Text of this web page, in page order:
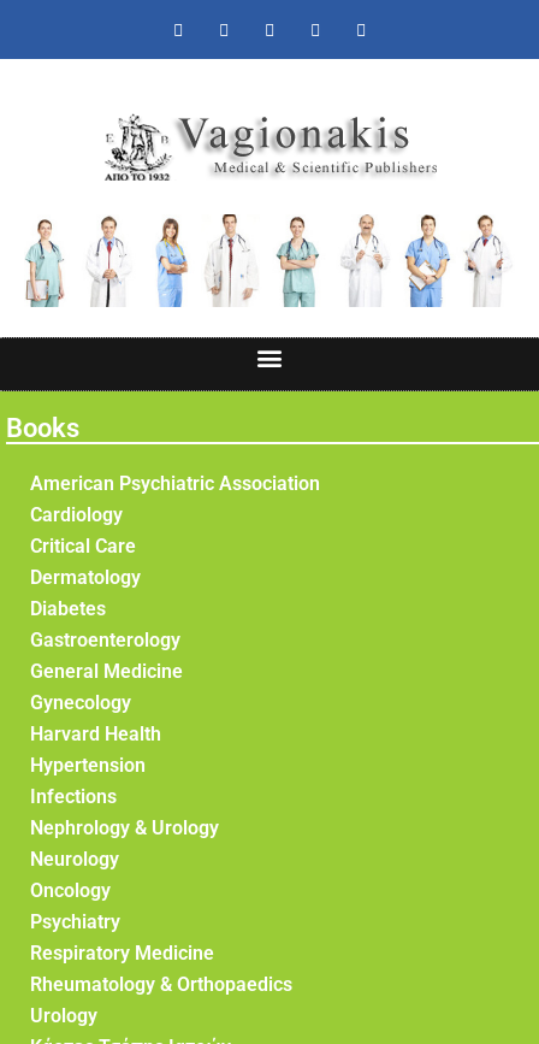
Books
American Psychiatric Association
Cardiology
Critical Care
Dermatology
Diabetes
Gastroenterology
General Medicine
Gynecology
Harvard Health
Hypertension
Infections
Nephrology & Urology
Neurology
Oncology
Psychiatry
Respiratory Medicine
Rheumatology & Orthopaedics
Urology